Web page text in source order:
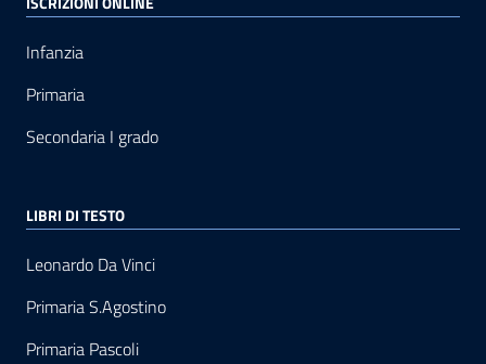
Infanzia
Primaria
Secondaria I grado
LIBRI DI TESTO
Leonardo Da Vinci
Primaria S.Agostino
Primaria Pascoli